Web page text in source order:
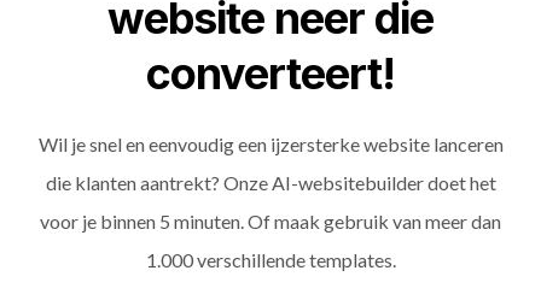
website neer die
converteert!
Wil je snel en eenvoudig een ijzersterke website lanceren
die klanten aantrekt? Onze AI-websitebuilder doet het
voor je binnen 5 minuten. Of maak gebruik van meer dan
1.000 verschillende templates.